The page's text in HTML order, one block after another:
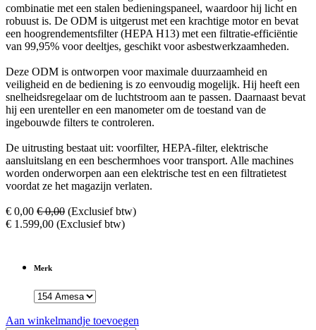
combinatie met een stalen bedieningspaneel, waardoor hij licht en
robuust is. De ODM is uitgerust met een krachtige motor en bevat
een hoogrendementsfilter (HEPA H13) met een filtratie-efficiëntie
van 99,95% voor deeltjes, geschikt voor asbestwerkzaamheden.
Deze ODM is ontworpen voor maximale duurzaamheid en
veiligheid en de bediening is zo eenvoudig mogelijk. Hij heeft een
snelheidsregelaar om de luchtstroom aan te passen. Daarnaast bevat
hij een urenteller en een manometer om de toestand van de
ingebouwde filters te controleren.
De uitrusting bestaat uit: voorfilter, HEPA-filter, elektrische
aansluitslang en een beschermhoes voor transport. Alle machines
worden onderworpen aan een elektrische test en een filtratietest
voordat ze het magazijn verlaten.
€ 0,00 €0,00 (Exclusief btw)
€ 1.599,00 (Exclusief btw)
Merk
Aan winkelmandje toevoegen